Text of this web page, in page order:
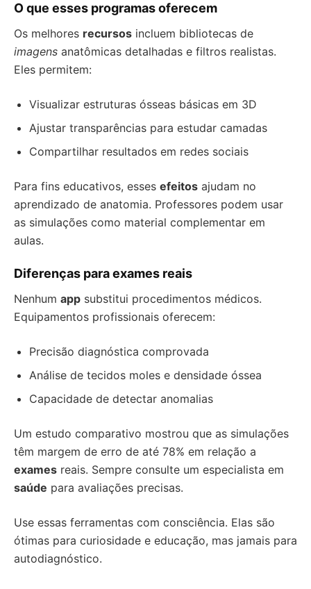
O que esses programas oferecem
Os melhores recursos incluem bibliotecas de
imagens anatômicas detalhadas e filtros realistas.
Eles permitem:
Visualizar estruturas ósseas básicas em 3D
Ajustar transparências para estudar camadas
Compartilhar resultados em redes sociais
Para fins educativos, esses efeitos ajudam no
aprendizado de anatomia. Professores podem usar
as simulações como material complementar em
aulas.
Diferenças para exames reais
Nenhum app substitui procedimentos médicos.
Equipamentos profissionais oferecem:
Precisão diagnóstica comprovada
Análise de tecidos moles e densidade óssea
Capacidade de detectar anomalias
Um estudo comparativo mostrou que as simulações
têm margem de erro de até 78% em relação a
exames reais. Sempre consulte um especialista em
saúde para avaliações precisas.
Use essas ferramentas com consciência. Elas são
ótimas para curiosidade e educação, mas jamais para
autodiagnóstico.